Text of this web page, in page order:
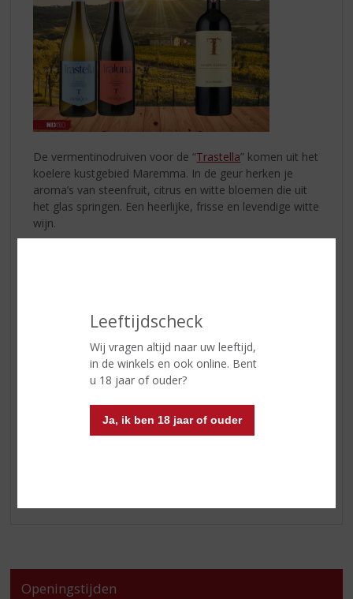
Leeftijdscheck
Wij vragen altijd naar uw leeftijd,
in de winkels en ook online. Bent
u 18 jaar of ouder?
Ja, ik ben 18 jaar of ouder
De vermentinodruiven voor de “Trastella” komen uit het
koelere kustgebied Maremma. In de geur herken je
aroma’s van steenfruit, citrus en witte bloemen die uit
het glas springen. Een heerlijke, frisse en levendige witte
wijn.
Chianti Classicois de trots van de streek. Deze wijn,
grotendeels van sangiovese, rijpt minimaal twaalf
maanden in grote Slavonische eiken vaten van 5.000
liter. Het resultaat is een stevige wijn met aroma’s van
rijpe kersen, florale en kruidige tonen en een vleugje
vanille. De lange afdronk maakt hem perfect bij
klassieke Italiaanse gerechten als pasta met
tomatensaus of een rijke ragù.
Openingstijden